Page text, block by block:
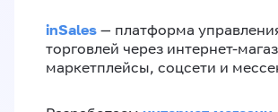
inSales — платформа
торговлей через интернет-
маркетплейсы, соцсети и